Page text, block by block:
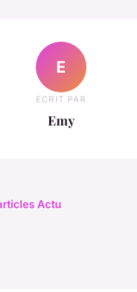
E
ECRIT PAR
Emy
Actu